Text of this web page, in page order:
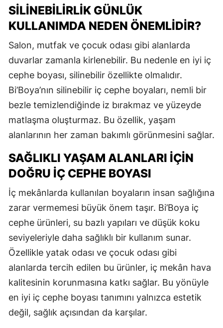
SILINEBILIRLIK GÜNLÜK
KULLANIMDA NEDEN ÖNEMLIDIR?
Salon, mutfak ve çocuk odası gibi alanlarda
duvarlar zamanla kirlenebilir. Bu nedenle en iyi iç
cephe boyası, silinebilir özellikte olmalıdır.
Bi’Boya’nın silinebilir iç cephe boyaları, nemli bir
bezle temizlendiğinde iz bırakmaz ve yüzeyde
matlaşma oluşturmaz. Bu özellik, yaşam
alanlarının her zaman bakımlı görünmesini sağlar.
SAĞLIKLI YAŞAM ALANLARI İÇIN
DOĞRU İÇ CEPHE BOYASI
İç mekânlarda kullanılan boyaların insan sağlığına
zarar vermemesi büyük önem taşır. Bi’Boya iç
cephe ürünleri, su bazlı yapıları ve düşük koku
seviyeleriyle daha sağlıklı bir kullanım sunar.
Özellikle yatak odası ve çocuk odası gibi
alanlarda tercih edilen bu ürünler, iç mekân hava
kalitesinin korunmasına katkı sağlar. Bu yönüyle
en iyi iç cephe boyası tanımını yalnızca estetik
değil, sağlık açısından da karşılar.